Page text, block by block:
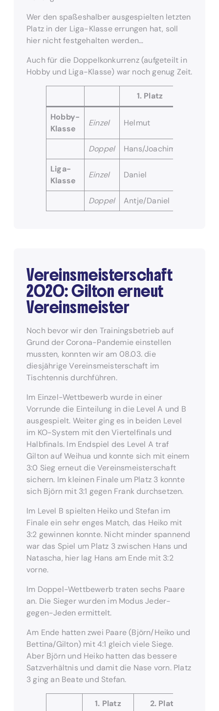
Wer den spaßeshalber ausgespielten letzten
Platz in der Liga-Klasse errungen hat, soll
hier nicht festgehalten werden…
Auch für die Doppelkonkurrenz (aufgeteilt in
Hobby und Liga-Klasse) war noch genug Zeit.
1. Platz
Hobby-
Klasse
Einzel Helmut
Doppel Hans/Joachim
Liga-
Klasse
Einzel Daniel
Doppel Antje/Daniel
Vereinsmeisterschaft
2020: Gilton erneut
Vereinsmeister
Noch bevor wir den Trainingsbetrieb auf
Grund der Corona-Pandemie einstellen
mussten, konnten wir am 08.03. die
diesjährige Vereinsmeisterschaft im
Tischtennis durchführen.
Im Einzel-Wettbewerb wurde in einer
Vorrunde die Einteilung in die Level A und B
ausgespielt. Weiter ging es in beiden Level
im KO-System mit den Viertelfinals und
Halbfinals. Im Endspiel des Level A traf
Gilton auf Weihua und konnte sich mit einem
3:0 Sieg erneut die Vereinsmeisterschaft
sichern. Im kleinen Finale um Platz 3 konnte
sich Björn mit 3:1 gegen Frank durchsetzen.
Im Level B spielten Heiko und Stefan im
Finale ein sehr enges Match, das Heiko mit
3:2 gewinnen konnte. Nicht minder spannend
war das Spiel um Platz 3 zwischen Hans und
Natascha, hier lag Hans am Ende mit 3:2
vorne.
Im Doppel-Wettbewerb traten sechs Paare
an. Die Sieger wurden im Modus Jeder-
gegen-Jeden ermittelt.
Am Ende hatten zwei Paare (Björn/Heiko und
Bettina/Gilton) mit 4:1 gleich viele Siege.
Aber Björn und Heiko hatten das bessere
Satzverhältnis und damit die Nase vorn. Platz
3 ging an Beate und Stefan.
1. Platz 2. Platz